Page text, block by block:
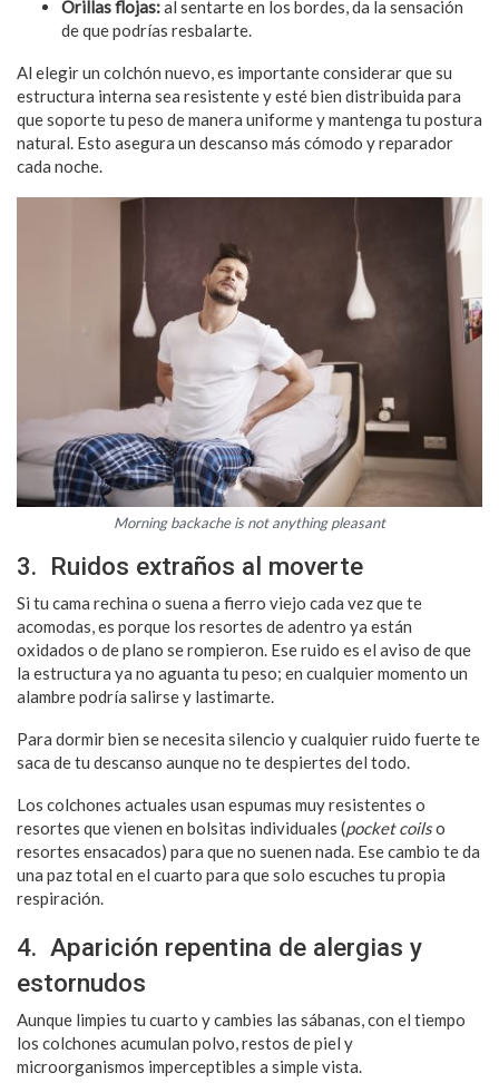
Orillas flojas:al sentarte en los bordes, da la sensación
de que podrías resbalarte.
Al elegir un colchón nuevo, es importante considerar que su
estructura interna sea resistente y esté bien distribuida para
que soporte tu peso de manera uniforme y mantenga tu postura
natural. Esto asegura un descanso más cómodo y reparador
cada noche.
Morning backache is not anything pleasant
3. Ruidos extraños al moverte
Si tu cama rechina o suena a fierro viejo cada vez que te
acomodas, es porque los resortes de adentro ya están
oxidados o de plano se rompieron. Ese ruido es el aviso de que
la estructura ya no aguanta tu peso; en cualquier momento un
alambre podría salirse y lastimarte.
Para dormir bien se necesita silencio y cualquier ruido fuerte te
saca de tu descanso aunque no te despiertes del todo.
Los colchones actuales usan espumas muy resistentes o
resortes que vienen en bolsitas individuales (pocket coilso
resortes ensacados) para que no suenen nada. Ese cambio te da
una paz total en el cuarto para que solo escuches tu propia
respiración.
4. Aparición repentina de alergias y
estornudos
Aunque limpies tu cuarto y cambies las sábanas, con el tiempo
los colchones acumulan polvo, restos de piel y
microorganismos imperceptibles a simple vista.